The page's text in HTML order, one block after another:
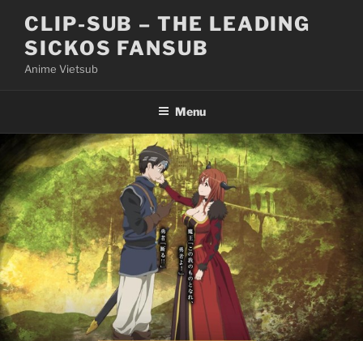
content
CLIP-SUB – THE LEADING
SICKOS FANSUB
Anime Vietsub
Menu